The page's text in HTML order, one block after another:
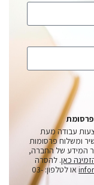
עבודה מעת
ומשלוח פרסומות
המידע של החברה,
כאן. להסרה
או לטלפון: 03-